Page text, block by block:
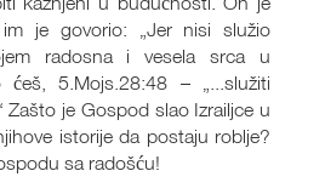
je govorio: „Jer nisi služio
radosna i vesela srca u
ćeš, 5.Mojs.28:48 – „...služiti
Zašto je Gospod slao Izrailjce u
istorije da postaju roblje?
sa radošću!